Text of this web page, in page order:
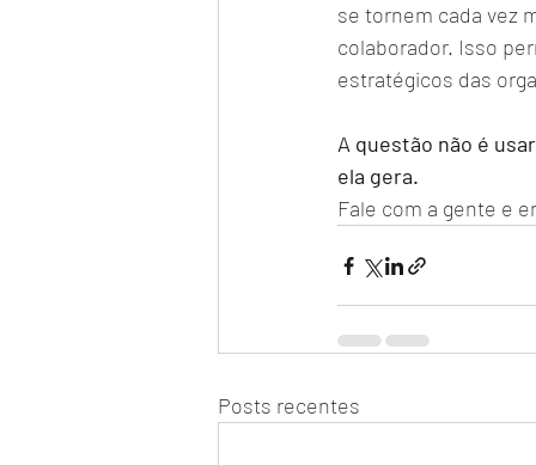
se tornem cada vez
colaborador. Isso
estratégicos das
A questão não é
ela gera.
Fale com a gente e
Posts recentes